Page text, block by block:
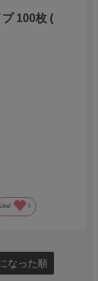
100枚 (
Like! 5
なった順